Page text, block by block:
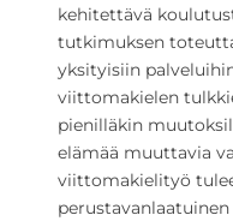
kehitettävä
tutkimuksen
yksityisiin
viittomakielen
pienilläkin
elämää muuttavia
viittomakielityö